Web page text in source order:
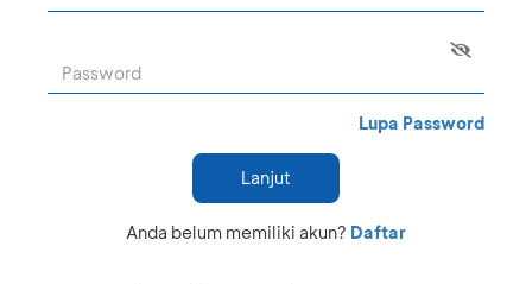
Lupa Password
Lanjut
Anda belum memiliki akun? Daftar